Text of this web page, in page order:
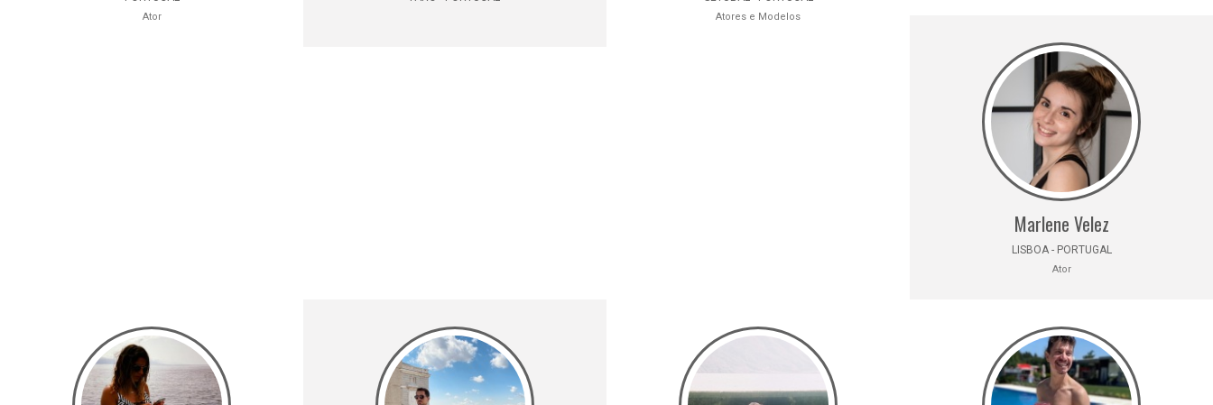
Ator Atores e Modelos
Marlene Velez
LISBOA - PORTUGAL
Ator